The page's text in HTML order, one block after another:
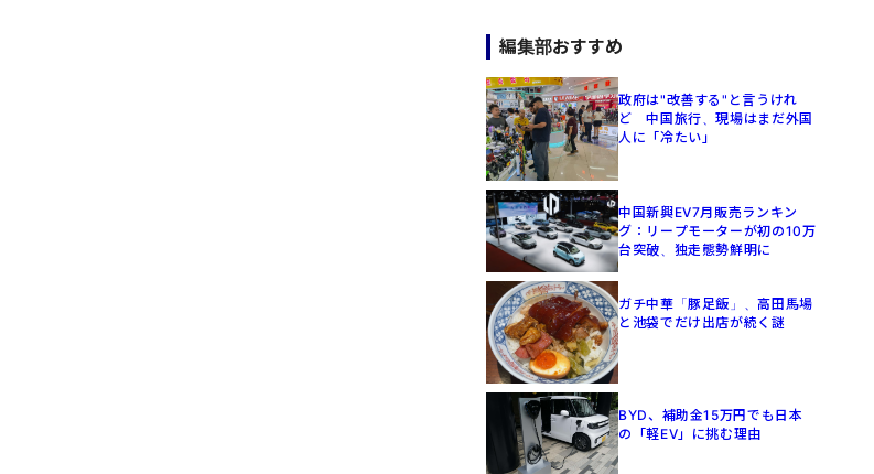
編集部おすすめ
政府は"改善する"と言うけれ
ど 中国旅行、現場はまだ外国
人に「冷たい」
中国新興EV7月販売ランキン
グ：リープモーターが初の10万
台突破、独走態勢鮮明に
ガチ中華「豚足飯」、高田馬場
と池袋でだけ出店が続く謎
BYD、補助金15万円でも日本
の「軽EV」に挑む理由